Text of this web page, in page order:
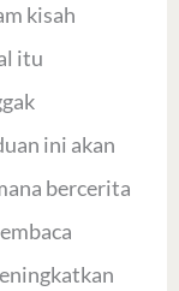
kisah
itu
ini akan
bercerita